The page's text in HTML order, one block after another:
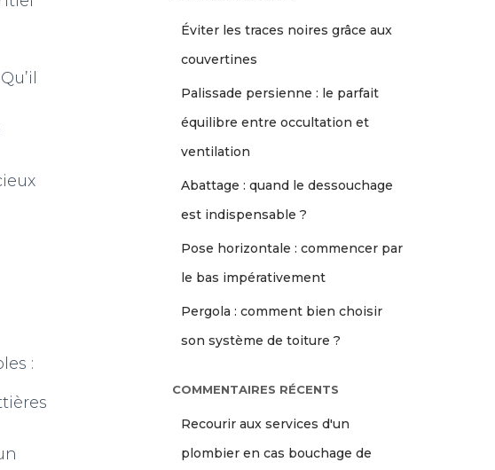
:
Éviter les traces noires grâce aux
couvertines
Palissade persienne : le parfait
équilibre entre occultation et
ventilation
Abattage : quand le dessouchage
est indispensable ?
Pose horizontale : commencer par
le bas impérativement
Pergola : comment bien choisir
son système de toiture ?
COMMENTAIRES RÉCENTS
Recourir aux services d'un
plombier en cas bouchage de